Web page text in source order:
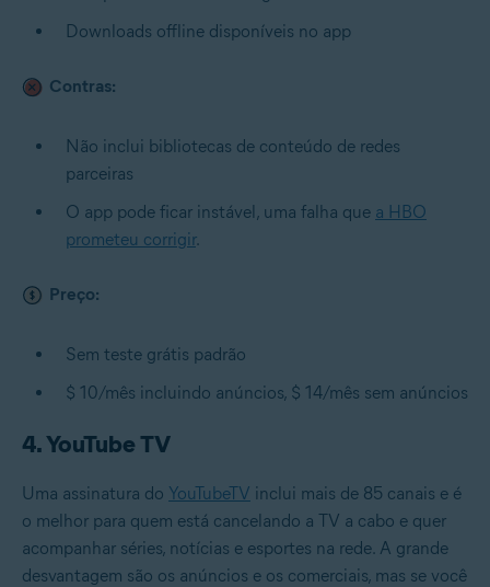
Downloads offline disponíveis no app
Contras:
Não inclui bibliotecas de conteúdo de redes
parceiras
O app pode ficar instável, uma falha que a HBO
prometeu corrigir.
Preço:
Sem teste grátis padrão
$ 10/mês incluindo anúncios, $ 14/mês sem anúncios
4. YouTube TV
Uma assinatura do YouTubeTV inclui mais de 85 canais e é
o melhor para quem está cancelando a TV a cabo e quer
acompanhar séries, notícias e esportes na rede. A grande
desvantagem são os anúncios e os comerciais, mas se você